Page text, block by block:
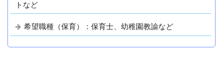
トなど
希望職種（保育）：保育士、幼稚園教諭など